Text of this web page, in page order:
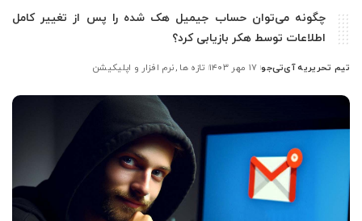
چگونه می‌توان حساب جیمیل هک شده را پس از تغییر کامل
اطلاعات توسط هکر بازیابی کرد؟
ارسال
توسط
تیم تحریریه آی‌تی‌جو ۱۷ مهر ۱۴۰۳ تازه ها نرم افزار و اپلیکیشن